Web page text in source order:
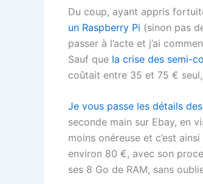
Du coup, ayant appris
un Raspberry Pi (sinon pas
passer à l’acte et j’ai
Sauf que la crise des semi-
coûtait entre 35 et 75 € seul,
Je vous passe les détails
seconde main sur Ebay, en
moins onéreuse et c’est
environ 80 €, avec son
ses 8 Go de RAM, sans